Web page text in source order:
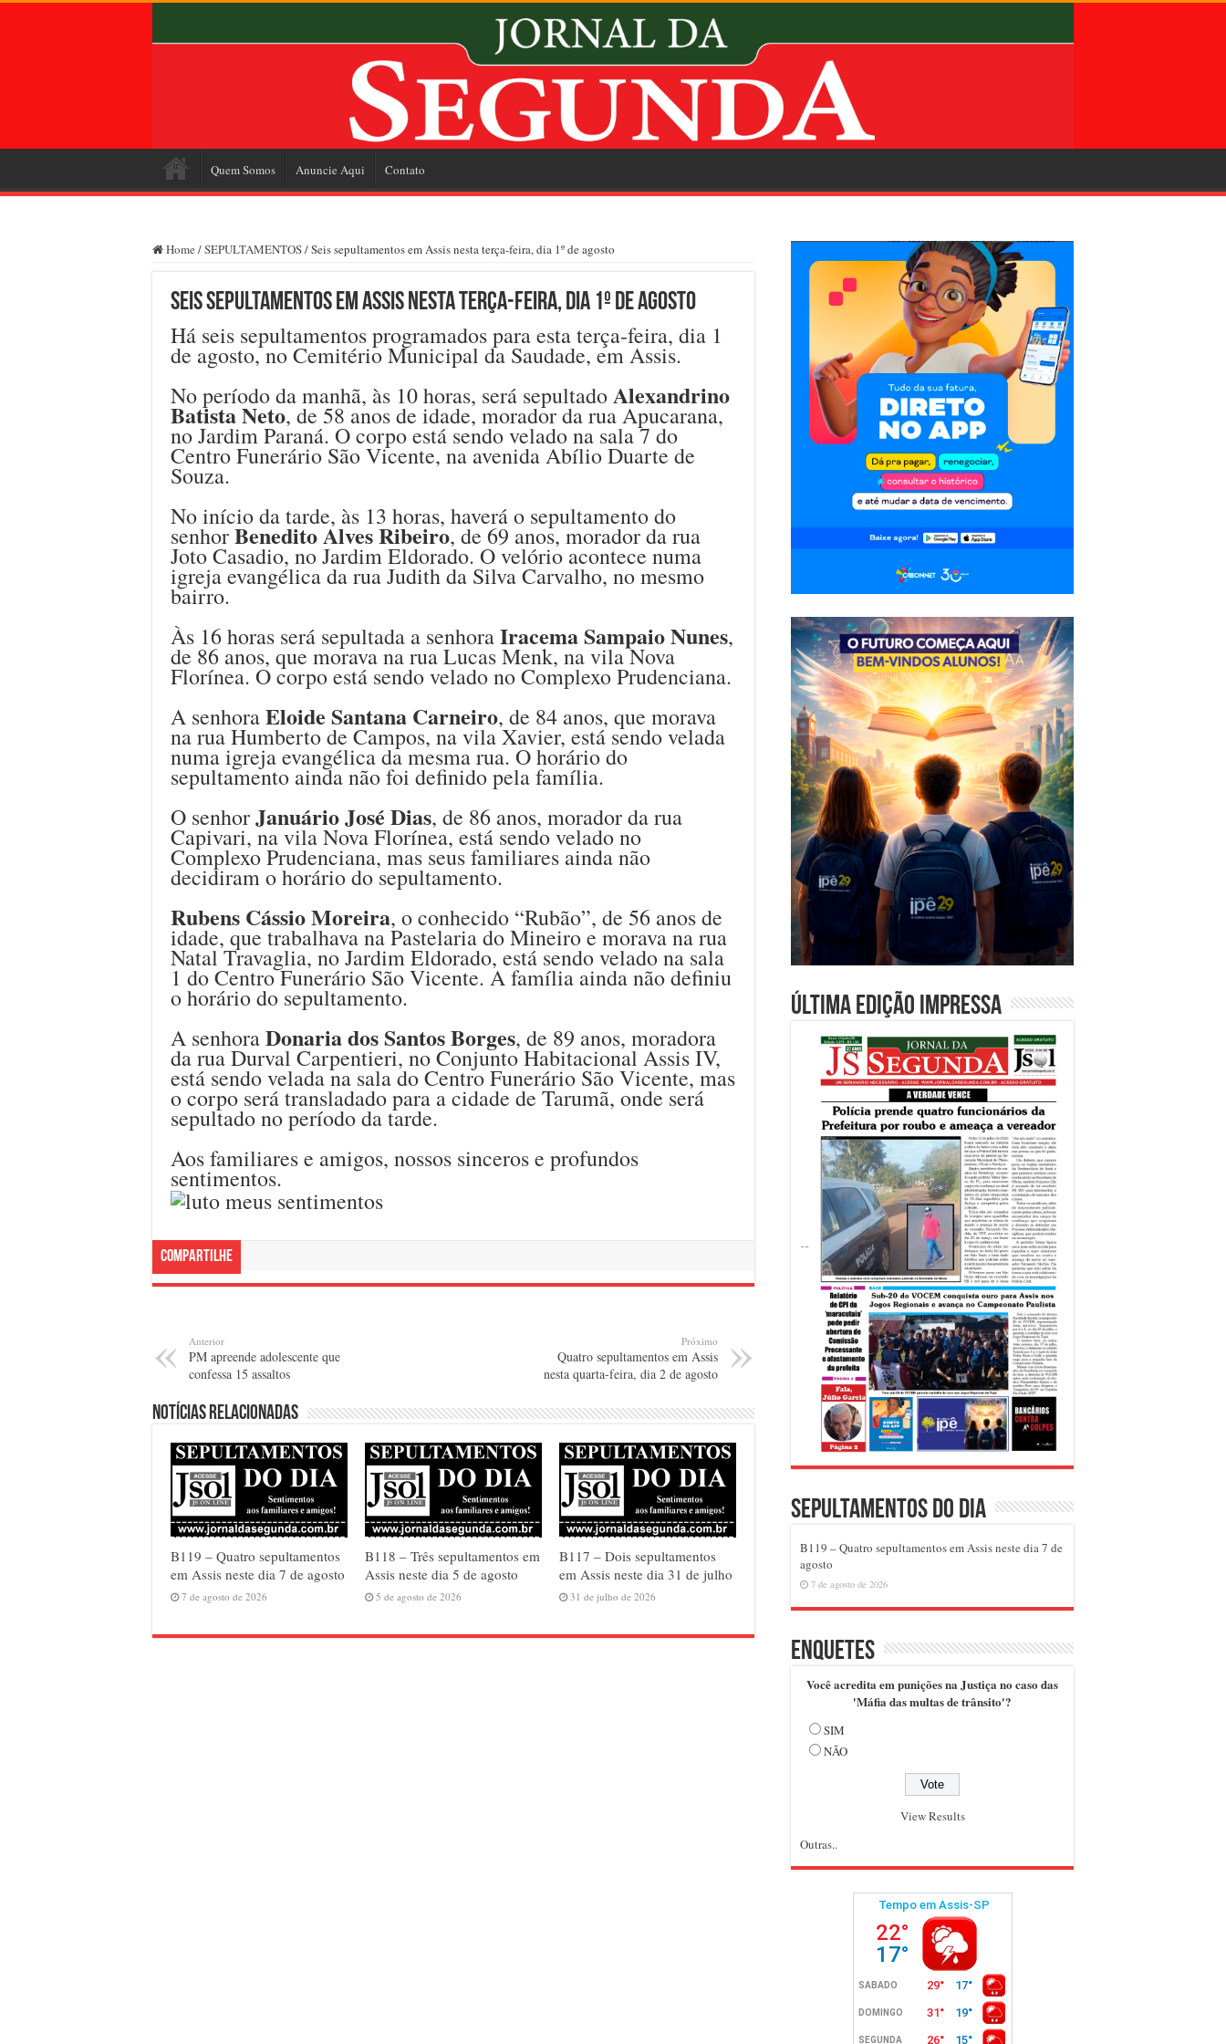
Quem Somos Anuncie Aqui Contato
Home /SEPULTAMENTOS/Seis sepultamentos em Assis nesta terça-feira, dia 1º de agosto
Seis sepultamentos em Assis nesta terça-feira, dia 1º de agosto
Há seis sepultamentos programados para esta terça-feira, dia 1
de agosto, no Cemitério Municipal da Saudade, em Assis.
No período da manhã, às 10 horas, será sepultadoAlexandrino
Batista Neto, de 58 anos de idade, morador da rua Apucarana,
no Jardim Paraná. O corpo está sendo velado na sala 7 do
Centro Funerário São Vicente, na avenida Abílio Duarte de
Souza.
No início da tarde, às 13 horas, haverá o sepultamento do
senhorBenedito Alves Ribeiro, de 69 anos, morador da rua
Joto Casadio, no Jardim Eldorado. O velório acontece numa
igreja evangélica da rua Judith da Silva Carvalho, no mesmo
bairro.
Às 16 horas será sepultada a senhoraIracema Sampaio Nunes,
de 86 anos, que morava na rua Lucas Menk, na vila Nova
Florínea. O corpo está sendo velado no Complexo Prudenciana.
A senhoraEloide Santana Carneiro, de 84 anos, que morava
na rua Humberto de Campos, na vila Xavier, está sendo velada
numa igreja evangélica da mesma rua. O horário do
sepultamento ainda não foi definido pela família.
O senhorJanuário José Dias, de 86 anos, morador da rua
Capivari, na vila Nova Florínea, está sendo velado no
Complexo Prudenciana, mas seus familiares ainda não
decidiram o horário do sepultamento.
Rubens Cássio Moreira, o conhecido “Rubão”, de 56 anos de
idade, que trabalhava na Pastelaria do Mineiro e morava na rua
Natal Travaglia, no Jardim Eldorado, está sendo velado na sala
1 do Centro Funerário São Vicente. A família ainda não definiu
o horário do sepultamento.
A senhoraDonaria dos Santos Borges, de 89 anos, moradora
da rua Durval Carpentieri, no Conjunto Habitacional Assis IV,
está sendo velada na sala do Centro Funerário São Vicente, mas
o corpo será transladado para a cidade de Tarumã, onde será
sepultado no período da tarde.
Aos familiares e amigos, nossos sinceros e profundos
sentimentos.
Compartilhe
Anterior
PM apreende adolescente que
confessa 15 assaltos
Próximo
Quatro sepultamentos em Assis
nesta quarta-feira, dia 2 de agosto
Notícias relacionadas
B119 – Quatro sepultamentos
em Assis neste dia 7 de agosto
7 de agosto de 2026
B118 – Três sepultamentos em
Assis neste dia 5 de agosto
5 de agosto de 2026
B117 – Dois sepultamentos
em Assis neste dia 31 de julho
31 de julho de 2026
Última edição impressa
Sepultamentos do dia
B119 – Quatro sepultamentos em Assis neste dia 7 de
agosto
7 de agosto de 2026
Enquetes
Você acredita em punições na Justiça no caso das
'Máfia das multas de trânsito'?
SIM
NÃO
View Results
Outras..